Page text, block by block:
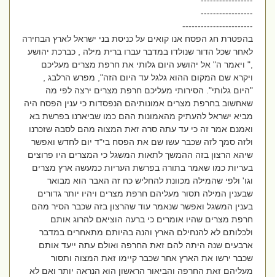
-----------------
-----------------------
בהפטרת חג הפסח אנו קואים על כניסת בני ישראל לארץ הבחירה
לאחר שכל הדור שנולדו במדבר עברו ברית מילה , כברכת יהושע
," ויאמר ה" אל יהושע היום גלותי את חרפת מצרים מעליכם
ויקרא שם המקום ההוא גלגל עד היום הזה", מפרש הרלבג ,
"היום גלותי". הסירותי מעליכם חרפת מצרים ירצה לפי מה
שאחשוב בחרפת מצרים אמונותיהם הנפסדות כי ענין הפסח היה
מביא ישראל להעתיק מהאמונות ההם כמו שביארנו בפרשת בא
ואמנם אמר זה כי עד עתה סרה זאת המצוה מהם לסבה שזכרנו
ולזה סמך לזה שכבר עשו שם את הפסח בי"ד יום לחדש ואפשר
שיהא הרצון בזה ההמשך לתאות המשגל כי המצרים היו פרוצים
בעריות כמו שאמר בתורה בפרשת העריות כמעשה ארץ מצרים
וגו' ולפי שהמילה מכוונת להחליש כח זה האבר הוא מבואר
שבענין המילה תסור מעליהם חרפת מצרים ויהיו יותר גדורים
בענין המשגל ואפשר שנאמר עוד שהרצון בזה שכבר הסיר מהם
חרפת מצרים שהיו אומרים כי ברעה הוציאם להרוג אותם
ולכלותם לא להנחילם הארץ והנה בהיותם מתאחרים במדבר
ארבעים שנה היתה להם זאת החרפה ואולם עתה ייעד אותם
שכבר ירשו את הארץ אחר שכבר קיימו זאת המצוה ותסור
מעליהם זאת החרפה והביאור הראשון הוא הנראה יותר ואם לא